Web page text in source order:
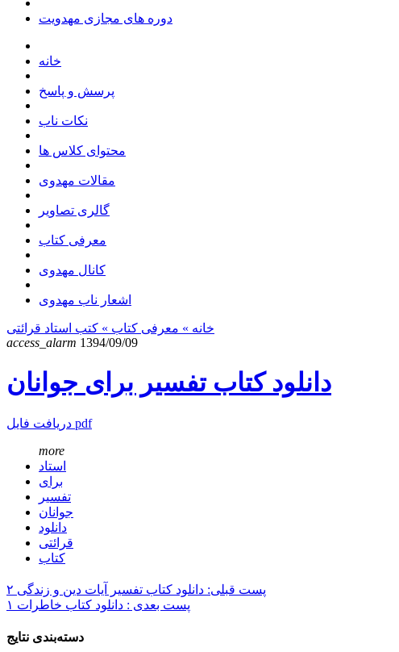
دوره های مجازی مهدویت
خانه
پرسش و پاسخ
نکات ناب
محتوای کلاس ها
مقالات مهدوی
گالری تصاویر
معرفی کتاب
کانال مهدوی
اشعار ناب مهدوی
خانه » معرفی کتاب » کتب استاد قرائتی
access_alarm 1394/09/09
دانلود کتاب تفسیر برای جوانان
دریافت فایل pdf
more
استاد
برای
تفسیر
جوانان
دانلود
قرائتی
کتاب
پست قبلی: دانلود کتاب تفسیر آیات دین و زندگی ۲
پست بعدی : دانلود کتاب خاطرات ۱
دسته‌بندی نتایج